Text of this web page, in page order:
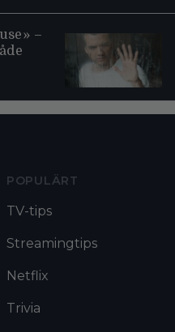
–
POPULÄRT
TV-tips
Streamingtips
Netflix
Trivia